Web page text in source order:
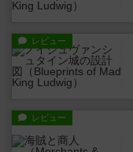
レビュー
レビュー